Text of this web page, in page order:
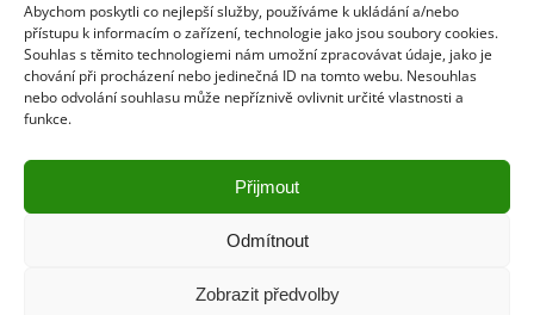
Abychom poskytli co nejlepší služby, používáme k ukládání a/nebo
přístupu k informacím o zařízení, technologie jako jsou soubory cookies.
Souhlas s těmito technologiemi nám umožní zpracovávat údaje, jako je
chování při procházení nebo jedinečná ID na tomto webu. Nesouhlas
nebo odvolání souhlasu může nepříznivě ovlivnit určité vlastnosti a
funkce.
Přijmout
Odmítnout
Zobrazit předvolby
Pravidla používání|Ochrana osobních údajů|Soubory cookies |
Deloitte.cz
© 2026. Více informací najdete vPravidlech používání.
Deloitte označuje jednu či více společností globální sítě členských
a přidružené subjekty (souhrnně „organizace Deloitte“). Společnost DTTL
(rovněž označovaná jako „Deloitte Global“) a každá z jejích členských
společností a jejich přidružených subjektů je samostatným a nezávislým
právním subjektem, který není oprávněn zavazovat nebo přijímat závazky
za jinou z těchto členských společností a jejich přidružených subjektů ve
pochybení, nikoli za jednání či pochybení jiných členských společností či